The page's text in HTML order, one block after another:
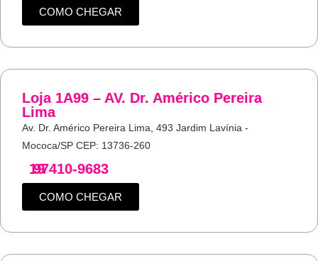
COMO CHEGAR
Loja 1A99 – AV. Dr. Américo Pereira
Lima
Av. Dr. Américo Pereira Lima, 493 Jardim Lavínia -
Mococa/SP CEP: 13736-260
19
97410-9683
COMO CHEGAR